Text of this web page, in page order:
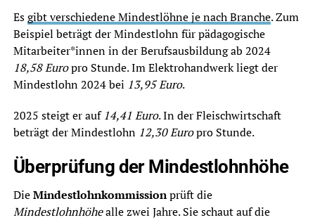
Esgibt verschiedene Mindestlöhne je nach Branche. Zum
Beispiel beträgt der Mindestlohn für pädagogische
Mitarbeiter*innen in der Berufsausbildung ab 2024
18,58 Europro Stunde. Im Elektrohandwerk liegt der
Mindestlohn 2024 bei 13,95 Euro.
2025 steigt er auf14,41 Euro. In der Fleischwirtschaft
beträgt der Mindestlohn 12,30 Europro Stunde.
Überprüfung der Mindestlohnhöhe
DieMindestlohnkommissionprüft die
Mindestlohnhöhealle zwei Jahre. Sie schaut auf die